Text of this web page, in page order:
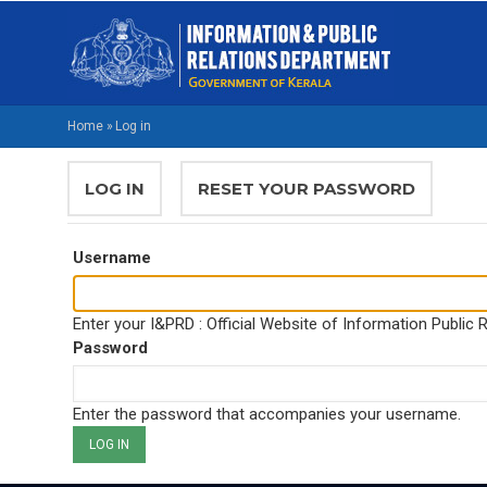
BREADCRUMB
Home » Log in
PRIMARY
TABS
LOG IN (ACTIVERESET YOUR PASSWORD
Username
Enter your I&PRD : Official Website of Information Public
Password
Enter the password that accompanies your username.